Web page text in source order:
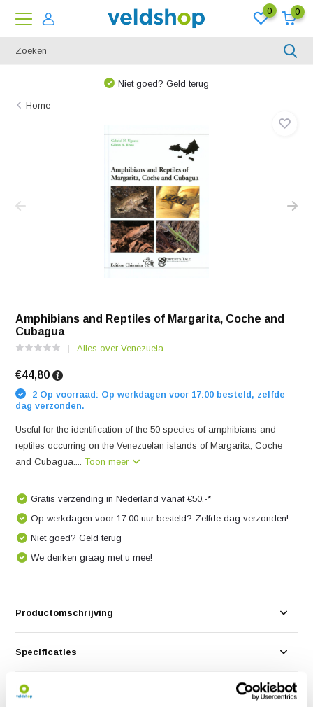
0 0
Niet goed? Geld terug
Home
Amphibians and Reptiles of Margarita, Coche and
Cubagua
Alles over Venezuela
€44,80
2 Op voorraad: Op werkdagen voor 17:00 besteld, zelfde
dag verzonden.
Useful for the identification of the 50 species of amphibians and
reptiles occurring on the Venezuelan islands of Margarita, Coche
and Cubagua....Toon meer
Gratis verzending in Nederland vanaf €50,-*
Op werkdagen voor 17:00 uur besteld? Zelfde dag verzonden!
Niet goed? Geld terug
We denken graag met u mee!
Productomschrijving
Specificaties
Reviews